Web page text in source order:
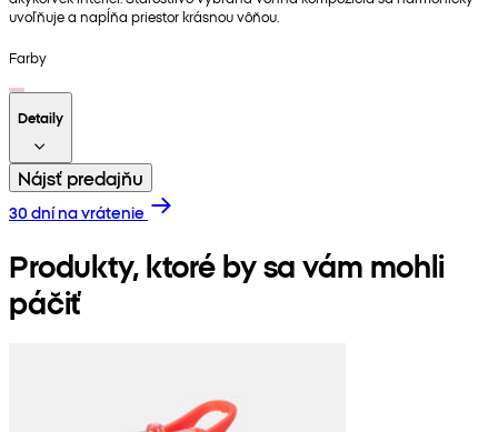
uvoľňuje a napĺňa priestor krásnou vôňou.
Farby
Detaily
Nájsť predajňu
30 dní na vrátenie
Produkty, ktoré by sa vám mohli
páčiť